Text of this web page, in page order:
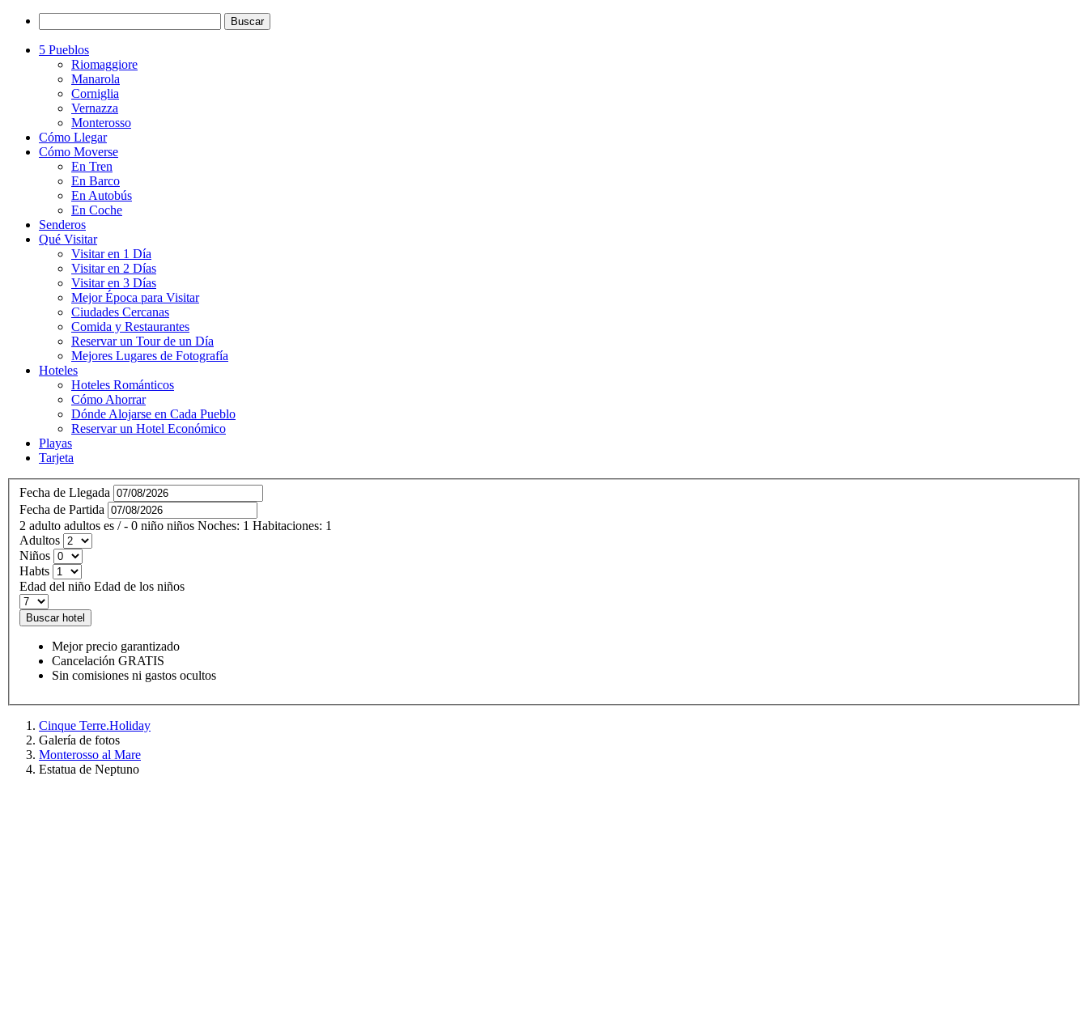
5 Pueblos
Riomaggiore
Manarola
Corniglia
Vernazza
Monterosso
Cómo Llegar
Cómo Moverse
En Tren
En Barco
En Autobús
En Coche
Senderos
Qué Visitar
Visitar en 1 Día
Visitar en 2 Días
Visitar en 3 Días
Mejor Época para Visitar
Ciudades Cercanas
Comida y Restaurantes
Reservar un Tour de un Día
Mejores Lugares de Fotografía
Hoteles
Hoteles Románticos
Cómo Ahorrar
Dónde Alojarse en Cada Pueblo
Reservar un Hotel Económico
Playas
Tarjeta
Fecha de Llegada
Fecha de Partida
2 adulto adultos es / - 0 niño niños Noches: 1 Habitaciones: 1
Adultos
Niños
Habts
Edad del niño Edad de los niños
Buscar hotel
Mejor precio garantizado
Cancelación GRATIS
Sin comisiones ni gastos ocultos
Cinque Terre.Holiday
Galería de fotos
Monterosso al Mare
Estatua de Neptuno